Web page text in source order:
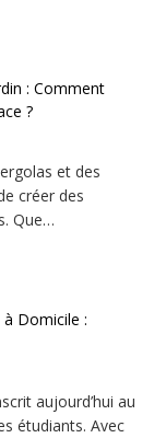
: Comment
?
et des
créer des
Que…
à Domicile :
aujourd’hui au
étudiants. Avec